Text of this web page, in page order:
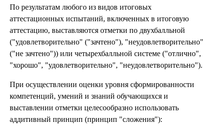
По результатам любого из видов итоговых
аттестационных испытаний, включенных в итоговую
аттестацию, выставляются отметки по двухбалльной
("удовлетворительно" ("зачтено"), "неудовлетворительно"
("не зачтено")) или четырехбалльной системе ("отлично",
"хорошо", "удовлетворительно", "неудовлетворительно").
При осуществлении оценки уровня сформированности
компетенций, умений и знаний обучающихся и
выставлении отметки целесообразно использовать
аддитивный принцип (принцип "сложения"):